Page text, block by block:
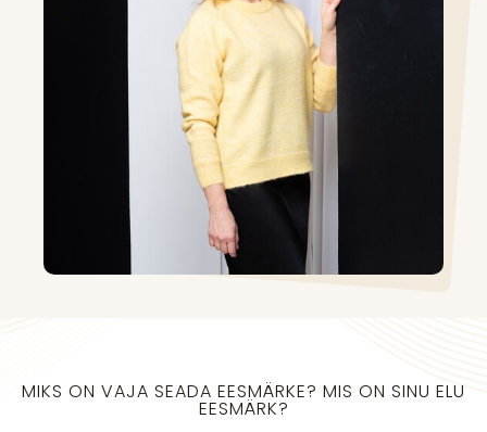
MIKS ON VAJA SEADA EESMÄRKE? MIS ON SINU ELU
EESMÄRK?